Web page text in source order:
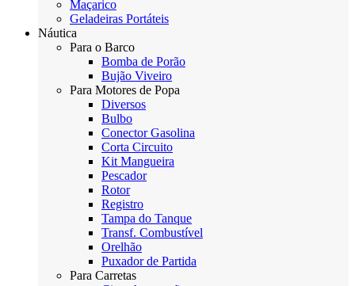
Maçarico
Geladeiras Portáteis
Náutica
Para o Barco
Bomba de Porão
Bujão Viveiro
Para Motores de Popa
Diversos
Bulbo
Conector Gasolina
Corta Circuito
Kit Mangueira
Pescador
Rotor
Registro
Tampa do Tanque
Transf. Combustível
Orelhão
Puxador de Partida
Para Carretas